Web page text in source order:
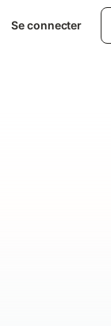
Se connecter